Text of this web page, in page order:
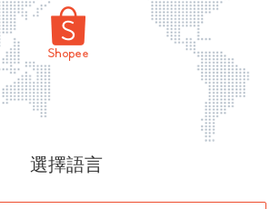
頁面無法顯示
選擇語言